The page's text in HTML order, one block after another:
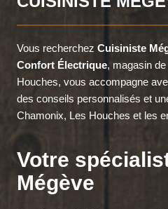
Vous recherchez Cuisiniste
Confort Électrique, magasin
Houches, vous accompagne
des conseils personnalisés et
Chamonix, Les Houches et les
Votre
Mégève